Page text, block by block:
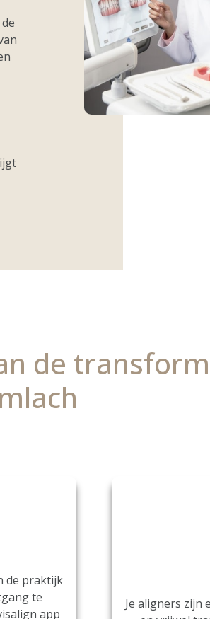
de
de praktijk
te
app
Je aligners zijn